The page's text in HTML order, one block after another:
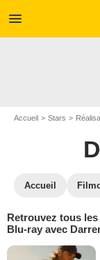
menu
Accueil Stars
Accueil
Retrouvez tous
Blu-ray avec